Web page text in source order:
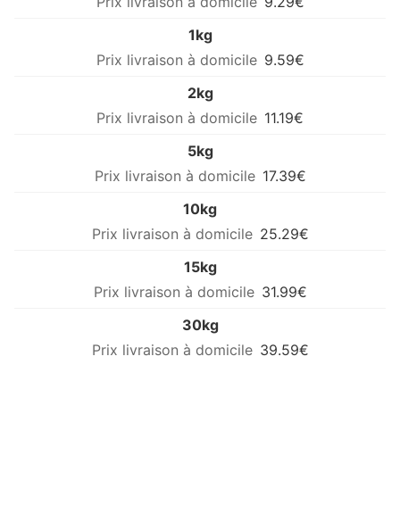
1kg
9.59€
2kg
11.19€
5kg
17.39€
10kg
25.29€
15kg
31.99€
30kg
39.59€